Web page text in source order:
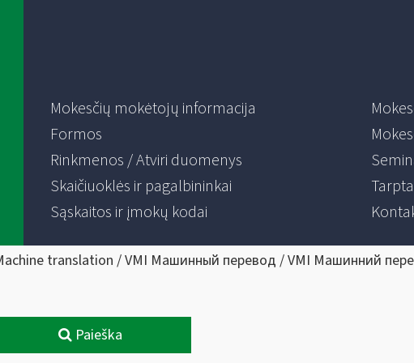
Mokesčių mokėtojų informacija
Formos
Rinkmenos / Atviri duomenys
Skaičiuoklės ir pagalbininkai
Sąskaitos ir įmokų kodai
translation / VMI Машинный перевод / VMI Машинний
Paieška